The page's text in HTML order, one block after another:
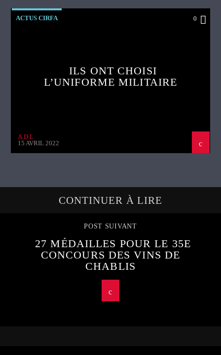
ACTUS CIRFA 0
ILS ONT CHOISI
L’UNIFORME MILITAIRE
A.D.L
15 AVRIL 2022
CONTINUER À LIRE
POST SUIVANT
27 MÉDAILLES POUR LE 35E
CONCOURS DES VINS DE
CHABLIS